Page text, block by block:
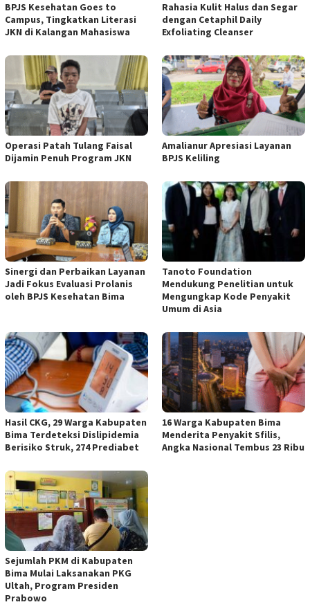
BPJS Kesehatan Goes to
Campus, Tingkatkan Literasi
JKN di Kalangan Mahasiswa
Rahasia Kulit Halus dan Segar
dengan Cetaphil Daily
Exfoliating Cleanser
Operasi Patah Tulang Faisal
Dijamin Penuh Program JKN
Amalianur Apresiasi Layanan
BPJS Keliling
Sinergi dan Perbaikan Layanan
Jadi Fokus Evaluasi Prolanis
oleh BPJS Kesehatan Bima
Tanoto Foundation
Mendukung Penelitian untuk
Mengungkap Kode Penyakit
Umum di Asia
Hasil CKG, 29 Warga Kabupaten
Bima Terdeteksi Dislipidemia
Berisiko Struk, 274 Prediabet
16 Warga Kabupaten Bima
Menderita Penyakit Sfilis,
Angka Nasional Tembus 23 Ribu
Sejumlah PKM di Kabupaten
Bima Mulai Laksanakan PKG
Ultah, Program Presiden
Prabowo